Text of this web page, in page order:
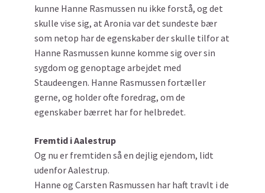
kunne Hanne Rasmussen nu ikke forstå, og det
skulle vise sig, at Aronia var det sundeste bær
som netop har de egenskaber der skulle tilfor at
Hanne Rasmussen kunne komme sig over sin
sygdom og genoptage arbejdet med
Staudeengen. Hanne Rasmussen fortæller
gerne, og holder ofte foredrag, om de
egenskaber bærret har for helbredet.
Fremtid i Aalestrup
Og nu er fremtiden så en dejlig ejendom, lidt
udenfor Aalestrup.
Hanne og Carsten Rasmussen har haft travlt i de